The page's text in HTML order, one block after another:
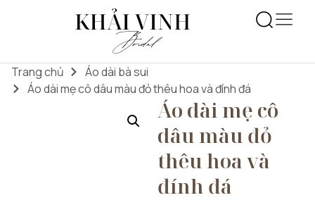
Trang chủ
Áo dài bà sui
Áo dài mẹ cô dâu màu đỏ thêu hoa và đính đá
Áo dài mẹ cô
dâu màu đỏ
thêu hoa và
đính đá